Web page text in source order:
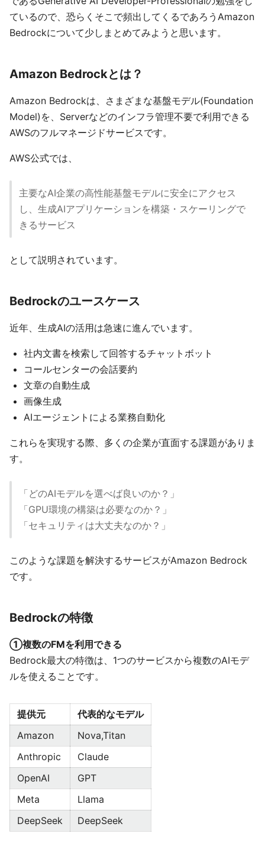
ているので、恐らくそこで頻出してくるであろうAmazon
Bedrockについて少しまとめてみようと思います。
Amazon Bedrockとは？
Amazon Bedrockは、さまざまな基盤モデル(Foundation
Model)を、Serverなどのインフラ管理不要で利用できる
AWSのフルマネージドサービスです。
AWS公式では、
主要なAI企業の高性能基盤モデルに安全にアクセス
し、生成AIアプリケーションを構築・スケーリングで
きるサービス
として説明されています。
Bedrockのユースケース
近年、生成AIの活用は急速に進んでいます。
社内文書を検索して回答するチャットボット
コールセンターの会話要約
文章の自動生成
画像生成
AIエージェントによる業務自動化
これらを実現する際、多くの企業が直面する課題がありま
す。
「どのAIモデルを選べば良いのか？」
「GPU環境の構築は必要なのか？」
「セキュリティは大丈夫なのか？」
このような課題を解決するサービスがAmazon Bedrock
です。
Bedrockの特徴
①複数のFMを利用できる
Bedrock最大の特徴は、1つのサービスから複数のAIモデ
ルを使えることです。
提供元
代表的なモデル
Amazon
Nova,Titan
Anthropic
Claude
OpenAI
GPT
Meta
Llama
DeepSeek
DeepSeek